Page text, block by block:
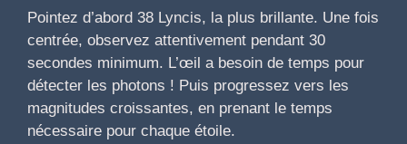
Pointez d’abord 38 Lyncis, la plus brillante. Une fois
centrée, observez attentivement pendant 30
secondes minimum. L’œil a besoin de temps pour
détecter les photons ! Puis progressez vers les
magnitudes croissantes, en prenant le temps
nécessaire pour chaque étoile.